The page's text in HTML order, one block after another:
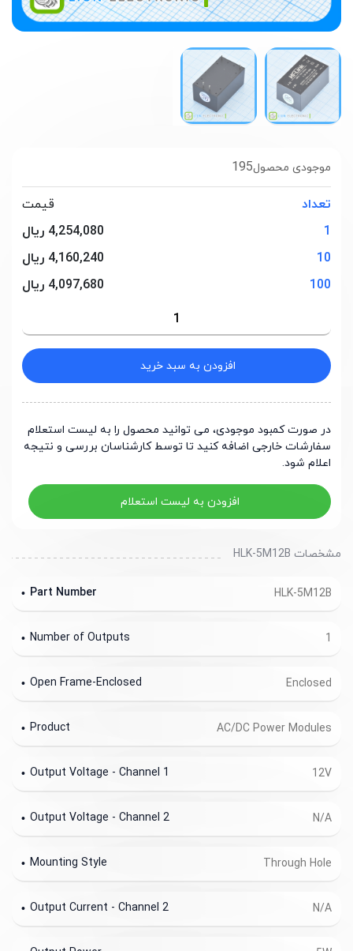
195موجودی محصول
تعداد
قیمت
1
4,254,080 ریال
10
4,160,240 ریال
100
4,097,680 ریال
افزودن به سبد خرید
در صورت کمبود موجودی، می توانید محصول را به لیست استعلام
سفارشات خارجی اضافه کنید تا توسط کارشناسان بررسی و نتیجه
اعلام شود.
افزودن به لیست استعلام
مشخصات HLK-5M12B
HLK-5M12B
Part Number
1
Number of Outputs
Enclosed
Open Frame-Enclosed
AC/DC Power Modules
Product
12V
Output Voltage - Channel 1
N/A
Output Voltage - Channel 2
Through Hole
Mounting Style
N/A
Output Current - Channel 2